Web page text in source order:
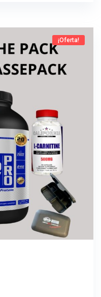
¡Oferta!